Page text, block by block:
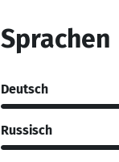
Sprachen
Deutsch
Russisch